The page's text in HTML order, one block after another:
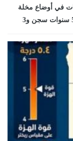
في أوضاع مخلة